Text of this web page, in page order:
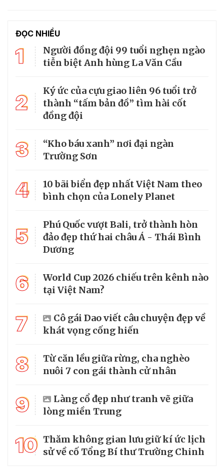
ĐỌC NHIỀU
1
Người đồng đội 99 tuổi nghẹn ngào
tiễn biệt Anh hùng La Văn Cầu
2
Ký ức của cựu giao liên 96 tuổi trở
thành “tấm bản đồ” tìm hài cốt
đồng đội
3
“Kho báu xanh” nơi đại ngàn
Trường Sơn
4
10 bãi biển đẹp nhất Việt Nam theo
bình chọn của Lonely Planet
5
Phú Quốc vượt Bali, trở thành hòn
đảo đẹp thứ hai châu Á - Thái Bình
Dương
6
World Cup 2026 chiếu trên kênh nào
tại Việt Nam?
7
Cô gái Dao viết câu chuyện đẹp về
khát vọng cống hiến
8
Từ căn lều giữa rừng, cha nghèo
nuôi 7 con gái thành cử nhân
9
Làng cổ đẹp như tranh vẽ giữa
lòng miền Trung
10 Thăm không gian lưu giữ kí ức lịch
sử về cố Tổng Bí thư Trường Chinh